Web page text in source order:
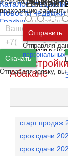
Каталог
Новости
Графики и
ИпотечныйМосква и
Санкт-
Недвижимость
сроком сдачи в 2023
Абакане
старт продаж
срок сдачи
срок сдачи
Укажите Ваш номер
подходящие варианты
Скачать
Отправляя заявку, вы
Отправить
Отправляя
персональных